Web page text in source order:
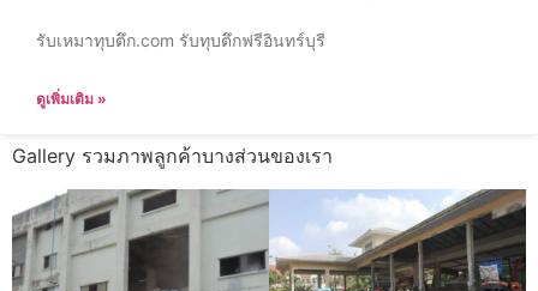
รับเหมาทุบตึก.com รับทุบตึกฟรีอินทร์บุรี
ดูเพิ่มเติม »
Gallery รวมภาพลูกค้าบางส่วนของเรา